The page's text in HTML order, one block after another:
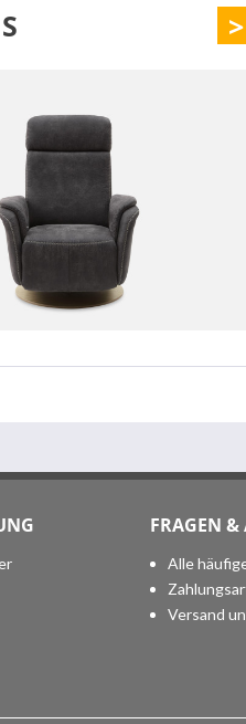
>
FRAGEN &
Alle
Versand